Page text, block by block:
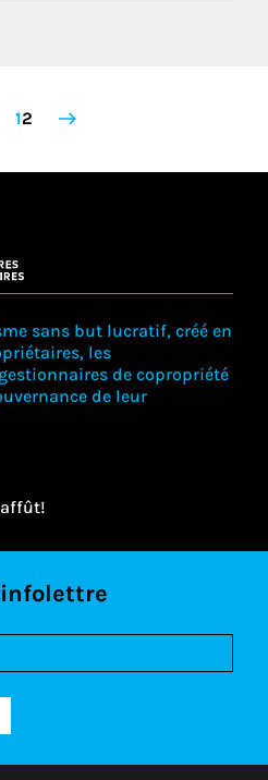
12
sans but lucratif, créé en
les
de copropriété
de leur